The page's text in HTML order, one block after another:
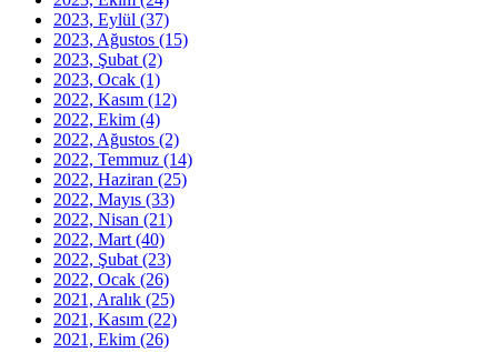
2023, Eylül (37)
2023, Ağustos (15)
2023, Şubat (2)
2023, Ocak (1)
2022, Kasım (12)
2022, Ekim (4)
2022, Ağustos (2)
2022, Temmuz (14)
2022, Haziran (25)
2022, Mayıs (33)
2022, Nisan (21)
2022, Mart (40)
2022, Şubat (23)
2022, Ocak (26)
2021, Aralık (25)
2021, Kasım (22)
2021, Ekim (26)